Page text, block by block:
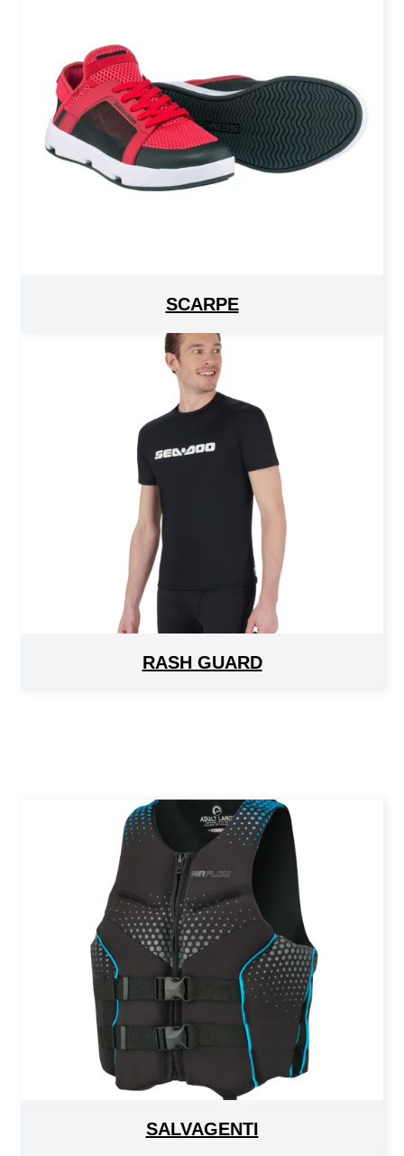
SCARPE
RASH GUARD
SALVAGENTI